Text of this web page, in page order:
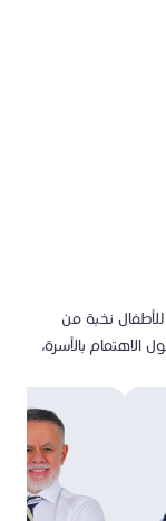
للأطفال نخبة من
الاهتمام بالأسرة،